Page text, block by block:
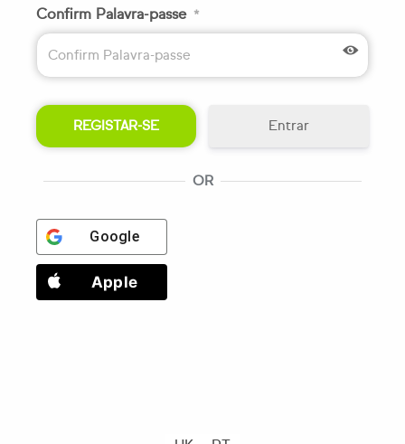
Confirm Palavra-passe *
Entrar
OR
Google
Apple